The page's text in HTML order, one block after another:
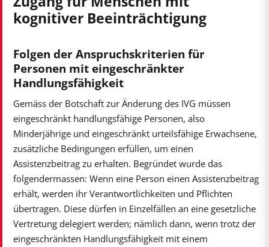
kognitiver Beeinträchtigung
Folgen der Anspruchskriterien für
Personen mit eingeschränkter
Handlungsfähigkeit
Gemäss der Botschaft zur Änderung des IVG müssen
eingeschränkt handlungsfähige Personen, also
Minderjährige und eingeschränkt urteilsfähige Erwachsene,
zusätzliche Bedingungen erfüllen, um einen
Assistenzbeitrag zu erhalten. Begründet wurde das
folgendermassen: Wenn eine Person einen Assistenzbeitrag
erhält, werden ihr Verantwortlichkeiten und Pflichten
übertragen. Diese dürfen in Einzelfällen an eine gesetzliche
Vertretung delegiert werden; nämlich dann, wenn trotz der
eingeschränkten Handlungsfähigkeit mit einem